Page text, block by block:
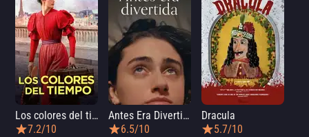
Los colores del tiempo
7.2/10
Antes Era Divertida
6.5/10
Dracula
5.7/10